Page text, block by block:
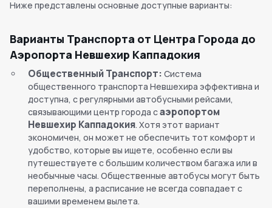
Ниже представлены основные доступные варианты:
Варианты Транспорта от Центра Города до
Аэропорта Невшехир Каппадокия
Общественный Транспорт: Система
общественного транспорта Невшехира эффективна и
доступна, с регулярными автобусными рейсами,
связывающими центр города саэропортом
Невшехир Каппадокия. Хотя этот вариант
экономичен, он может не обеспечить тот комфорт и
удобство, которые вы ищете, особенно если вы
путешествуете с большим количеством багажа или в
необычные часы. Общественные автобусы могут быть
переполнены, а расписание не всегда совпадает с
вашими временем вылета.